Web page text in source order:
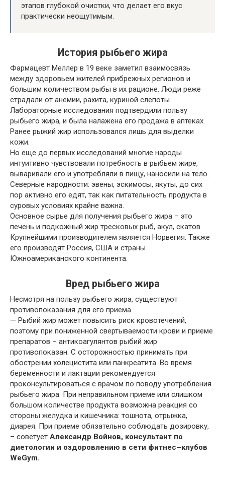
этапов глубокой очистки, что делает его вкус
практически неощутимым.
История рыбьего жира
Фармацевт Меллер в 19 веке заметил взаимосвязь
между здоровьем жителей прибрежных регионов и
большим количеством рыбы в их рационе. Люди реже
страдали от анемии, рахита, куриной слепоты.
Лабораторные исследования подтвердили пользу
рыбьего жира, и была налажена его продажа в аптеках.
Ранее рыжий жир использовался лишь для выделки
кожи.
Но еще до первых исследований многие народы
интуитивно чувствовали потребность в рыбьем жире,
вываривали его и употребляли в пищу, наносили на тело.
Северные народности: эвены, эскимосы, якуты, до сих
пор активно его едят, так как питательность продукта в
суровых условиях крайне важна.
Основное сырье для получения рыбьего жира – это
печень и подкожный жир тресковых рыб, акул, скатов.
Крупнейшими производителем является Норвегия. Также
его производят Россия, США и страны
Южноамериканского континента.
Вред рыбьего жира
Несмотря на пользу рыбьего жира, существуют
противопоказания для его приема.
— Рыбий жир может повысить риск кровотечений,
поэтому при пониженной свертываемости крови и приеме
препаратов – антикоагулянтов рыбий жир
противопоказан. С осторожностью принимать при
обострении холецистита или панкреатита. Во время
беременности и лактации рекомендуется
проконсультироваться с врачом по поводу употребления
рыбьего жира. При неправильном приеме или слишком
большом количестве продукта возможна реакция со
стороны желудка и кишечника: тошнота, отрыжка,
диарея. При приеме обязательно соблюдать дозировку,
– советует Александр Войнов, консультант по
диетологии и оздоровлению в сети фитнес–клубов
WeGym.